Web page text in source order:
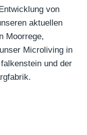
von
aktuellen
Moorrege,
Microliving in
und der